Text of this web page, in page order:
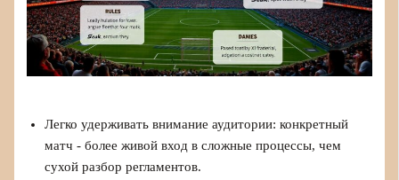
Легко удерживать внимание аудитории: конкретный
матч - более живой вход в сложные процессы, чем
сухой разбор регламентов.